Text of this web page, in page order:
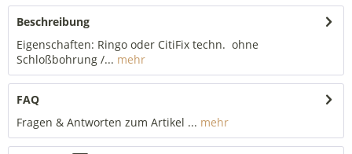
Beschreibung
Eigenschaften: Ringo oder CitiFix techn. ohne
Schloßbohrung /... mehr
FAQ
Fragen & Antworten zum Artikel ... mehr